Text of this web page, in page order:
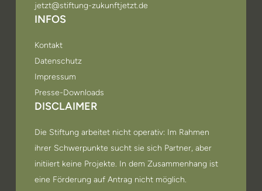
jetzt@stiftung-zukunftjetzt.de
INFOS
Kontakt
Datenschutz
Impressum
Presse-Downloads
DISCLAIMER
Die Stiftung arbeitet nicht operativ: Im Rahmen
ihrer Schwerpunkte sucht sie sich Partner, aber
initiiert keine Projekte. In dem Zusammenhang ist
eine Förderung auf Antrag nicht möglich.